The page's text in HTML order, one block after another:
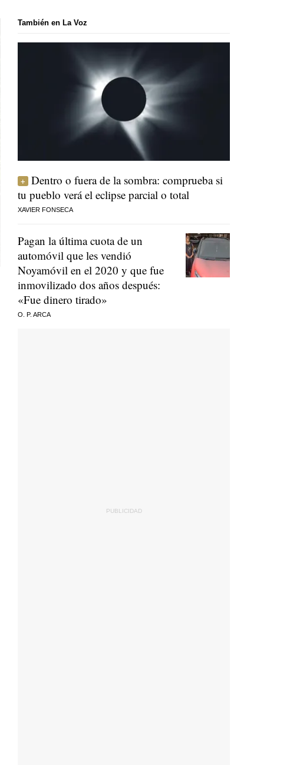
También en La Voz
Dentro o fuera de la sombra: comprueba si
tu pueblo verá el eclipse parcial o total
XAVIER FONSECA
Pagan la última cuota de un
automóvil que les vendió
Noyamóvil en el 2020 y que fue
inmovilizado dos años después:
«Fue dinero tirado»
O. P. ARCA